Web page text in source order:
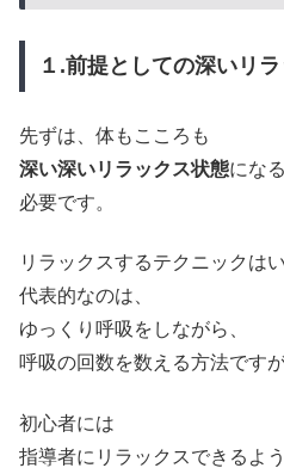
１.前提としての深いリ
先ずは、体もこころも
深い深いリラックス状態にな
必要です。
リラックスするテクニックは
代表的なのは、
ゆっくり呼吸をしながら、
呼吸の回数を数える方法ですが
初心者には
指導者にリラックスできるよ